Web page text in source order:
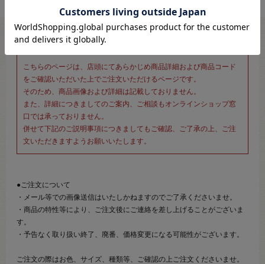
※新宿オカダヤ本店お取り扱い商品のご注文専用ページです※
こちらのページは、店頭にてあらかじめ商品詳細および商品コード
をご確認いただいた上でご注文いただけるページです。
そのため、商品画像および詳細は記載しておりません。
また、詳細につきましてのご案内、ご相談もオンラインショップ窓
口では承っておりません。
併せて下記のご説明事項につきましてもご確認、ご了承の上、ご注
文いただきますようお願いいたします。
●ご注文について
・メール等での画像送信はいたしかねますのでご了承くださいませ。
・商品の特性等により、ご注文後にご連絡を差し上げることがございま
す。
・予告なく取り扱い終了、廃番、価格変更になる可能性がございます。
ご注文の際はお色、サイズ、種類等、ご確認の上ご注文くださいませ。